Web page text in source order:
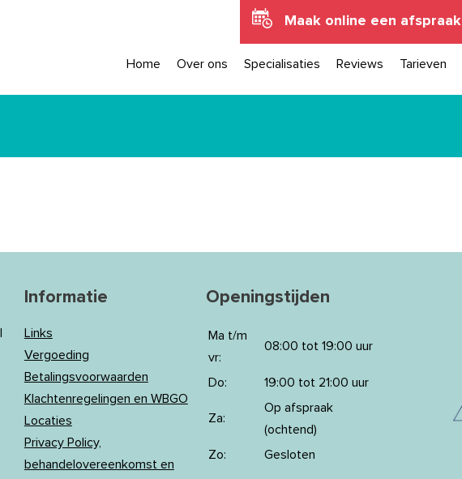
Maak online een afspraak
Home Over ons Specialisaties Reviews Tarieven
Informatie
Links
Vergoeding
Betalingsvoorwaarden
Klachtenregelingen en WBGO
Locaties
Privacy Policy,
behandelovereenkomst en
Openingstijden
Ma t/m
vr:
08:00 tot 19:00 uur
Do: 19:00 tot 21:00 uur
Za:
Op afspraak
(ochtend)
Zo:
Gesloten